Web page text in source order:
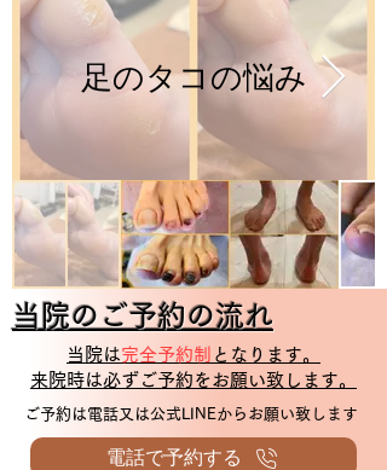
足のタコの悩み
当院のご予約の流れ
当院は完全予約制 となります。
​来院時は必ずご予約をお願い致します。
ご予約は電話又は公式LINEからお願い致します
電話で予約する